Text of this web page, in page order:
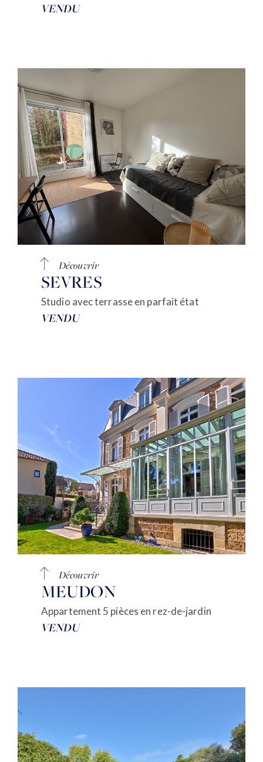
VENDU
Découvrir
SEVRES
Studio avec terrasse en parfait état
VENDU
Découvrir
MEUDON
Appartement 5 pièces en rez-de-jardin
VENDU